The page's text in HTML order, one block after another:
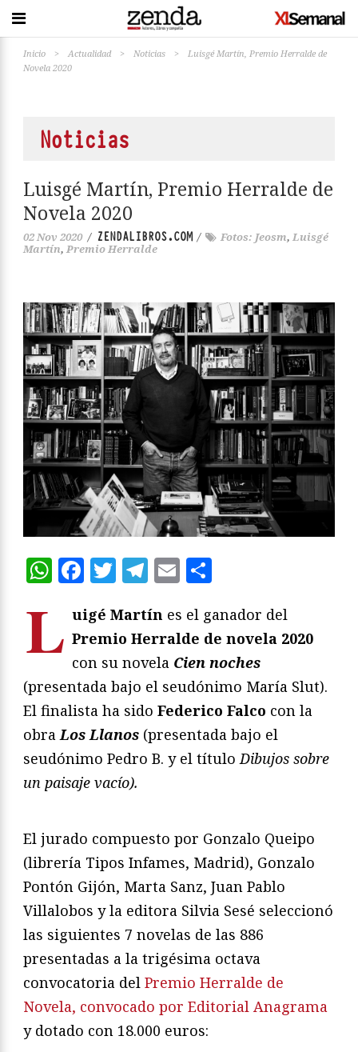
Inicio > Actualidad > Noticias >
Luisgé Martín, Premio Herralde de
Novela 2020
Noticias
Luisgé Martín, Premio Herralde de
Novela 2020
02 Nov 2020 / ZENDALIBROS.COM/ Fotos: Jeosm, Luisgé
Martín, Premio Herralde
WhatsApp
Facebook
Twitter
Telegram
Email
L uigé Martín es el ganador del
Premio Herralde de novela 2020
con su novela Cien noches
(presentada bajo el seudónimo María Slut).
El finalista ha sido Federico Falco con la
obra Los Llanos (presentada bajo el
seudónimo Pedro B. y el título Dibujos sobre
un paisaje vacío).
El jurado compuesto por Gonzalo Queipo
(librería Tipos Infames, Madrid), Gonzalo
Pontón Gijón, Marta Sanz, Juan Pablo
Villalobos y la editora Silvia Sesé seleccionó
las siguientes 7 novelas de las 886
presentadas a la trigésima octava
convocatoria del Premio Herralde de
Novela, convocado por Editorial Anagrama
y dotado con 18.000 euros: